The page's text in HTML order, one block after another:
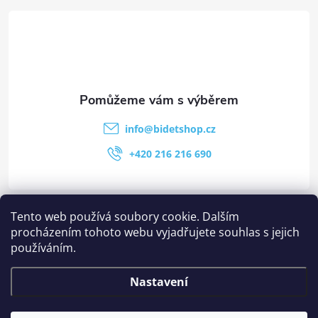
Tento web používá soubory cookie. Dalším
procházením tohoto webu vyjadřujete souhlas s jejich
používáním.
Nastavení
Kategorie
Stránky
Ostatní informace
info@bidetshop.cz
+420 216 216 690